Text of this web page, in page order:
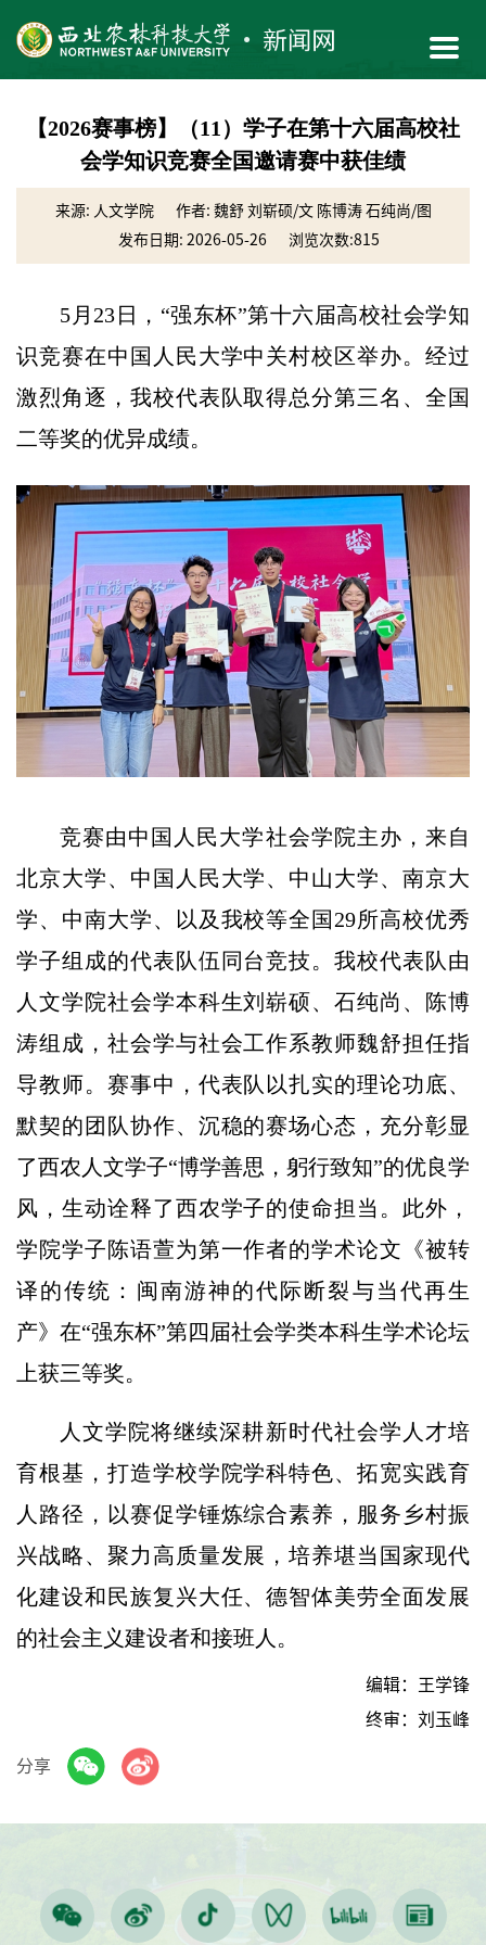
【2026赛事榜】（11）学子在第十六届高校社
会学知识竞赛全国邀请赛中获佳绩
来源: 人文学院
作者: 魏舒 刘崭硕/文 陈博涛 石纯尚/图
发布日期: 2026-05-26
浏览次数:815
5月23日，“强东杯”第十六届高校社会学知
识竞赛在中国人民大学中关村校区举办。经过
激烈角逐，我校代表队取得总分第三名、全国
二等奖的优异成绩。
竞赛由中国人民大学社会学院主办，来自
北京大学、中国人民大学、中山大学、南京大
学、中南大学、以及我校等全国29所高校优秀
学子组成的代表队伍同台竞技。我校代表队由
人文学院社会学本科生刘崭硕、石纯尚、陈博
涛组成，社会学与社会工作系教师魏舒担任指
导教师。赛事中，代表队以扎实的理论功底、
默契的团队协作、沉稳的赛场心态，充分彰显
了西农人文学子“博学善思，躬行致知”的优良学
风，生动诠释了西农学子的使命担当。此外，
学院学子陈语萱为第一作者的学术论文《被转
译的传统：闽南游神的代际断裂与当代再生
产》在“强东杯”第四届社会学类本科生学术论坛
上获三等奖。
人文学院将继续深耕新时代社会学人才培
育根基，打造学校学院学科特色、拓宽实践育
人路径，以赛促学锤炼综合素养，服务乡村振
兴战略、聚力高质量发展，培养堪当国家现代
化建设和民族复兴大任、德智体美劳全面发展
的社会主义建设者和接班人。
编辑：王学锋
终审：刘玉峰
分享